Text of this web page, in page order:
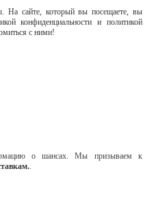
сайте, который вы посещаете, вы
конфиденциальности и политикой
с ними!
о шансах. Мы призываем к